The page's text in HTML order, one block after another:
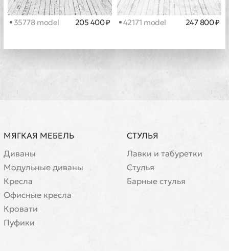
35778 model 205 400 ₽ 42171 model 247 800 ₽
МЯГКАЯ МЕБЕЛЬ
Диваны
Модульные диваны
Кресла
Офисные кресла
Кровати
Пуфики
СТУЛЬЯ
Лавки и табуретки
Стулья
Барные стулья